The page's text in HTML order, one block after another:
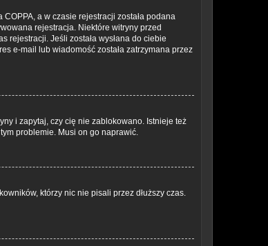
a w czasie rejestracji została podana
rejestracja. Niektóre witryny przed
rejestracji. Jeśli została wysłana do ciebie
e-mail lub wiadomość została zatrzymana przez
i zapytaj, czy cię nie zablokowano. Istnieje też
problemie. Musi on go naprawić.
którzy nic nie pisali przez dłuższy czas.